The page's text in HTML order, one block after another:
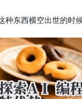
种东西横空出世的时